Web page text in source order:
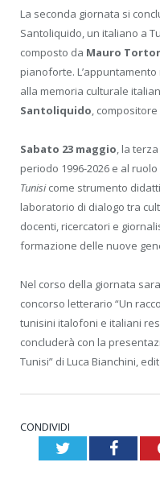
La seconda giornata si
Santoliquido, un italiano a
composto da Mauro
pianoforte.
alla memoria culturale
Santoliquido,
Sabato 23 maggio, la
periodo 1996-2026 e al
Tunisicome strumento
laboratorio di dialogo tra
docenti, ricercatori e
formazione delle nuove
Nel corso della giornata
concorso letterario “Un
tunisini italofoni e italiani
concluderà con la
Tunisi” di Luca Bianchini,
CONDIVIDI
Twitter